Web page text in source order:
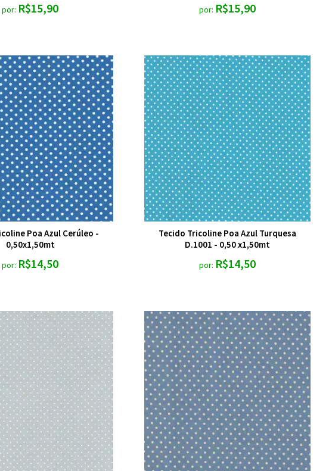
por: R$15,90 por: R$15,90
Poa Azul Cerúleo -
0,50x1,50mt
por: R$14,50
Tecido Tricoline Poa Azul Turquesa
D.1001 - 0,50 x1,50mt
por: R$14,50